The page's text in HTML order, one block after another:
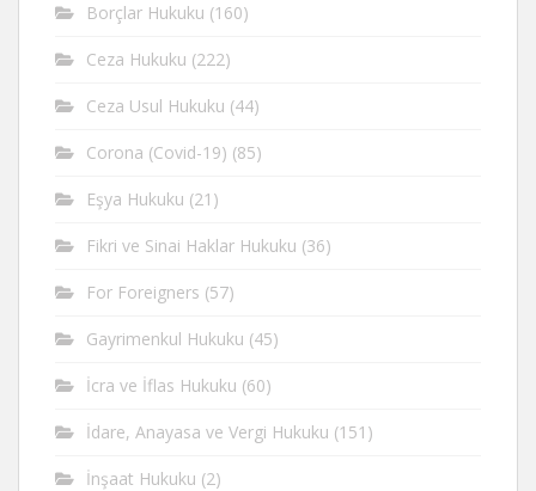
Borçlar Hukuku (160)
Ceza Hukuku (222)
Ceza Usul Hukuku (44)
Corona (Covid-19) (85)
Eşya Hukuku (21)
Fikri ve Sinai Haklar Hukuku (36)
For Foreigners (57)
Gayrimenkul Hukuku (45)
İcra ve İflas Hukuku (60)
İdare, Anayasa ve Vergi Hukuku (151)
İnşaat Hukuku (2)